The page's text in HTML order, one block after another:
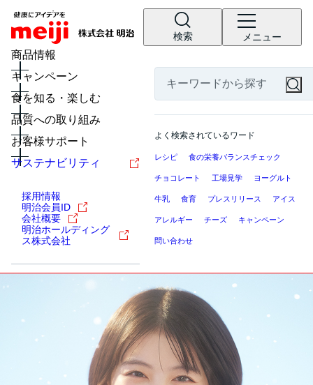
検索 メニュー
商品情報
キャンペーン
食を知る・楽しむ
品質への取り組み
お客様サポート
サステナビリティ
採用情報
明治会員ID
会社概要
明治ホールディング
ス株式会社
よく検索されているワード
レシピ 食の栄養バランスチェック
チョコレート 工場見学 ヨーグルト
牛乳 食育 プレスリリース アイス
アレルギー チーズ キャンペーン
問い合わせ